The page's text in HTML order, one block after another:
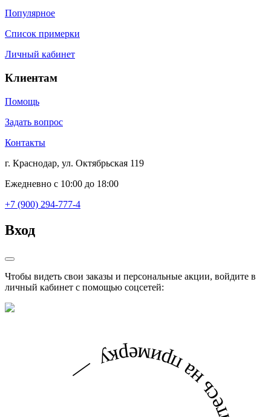
Популярное
Список примерки
Личный кабинет
Клиентам
Помощь
Задать вопрос
Контакты
г. Краснодар, ул. Октябрьская 119
Ежедневно с 10:00 до 18:00
+7 (900) 294-777-4
Вход
Чтобы видеть свои заказы и персональные акции, войдите в
личный кабинет с помощью соцсетей: